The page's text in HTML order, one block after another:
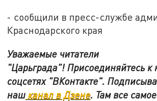
- сообщили в пресс-службе
Краснодарского края
Уважаемые читатели
"Царьграда"! Присоединяйтесь к
соцсетях "ВКонтакте".
нашканал в Дзене. Там все самое